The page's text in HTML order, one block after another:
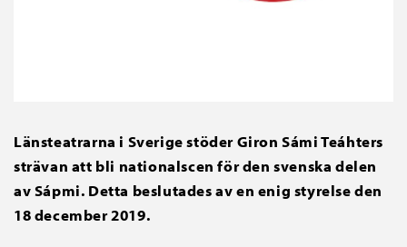
Länsteatrarna i Sverige stöder Giron Sámi Teáhters
strävan att bli nationalscen för den svenska delen
av Sápmi. Detta beslutades av en enig styrelse den
18 december 2019.